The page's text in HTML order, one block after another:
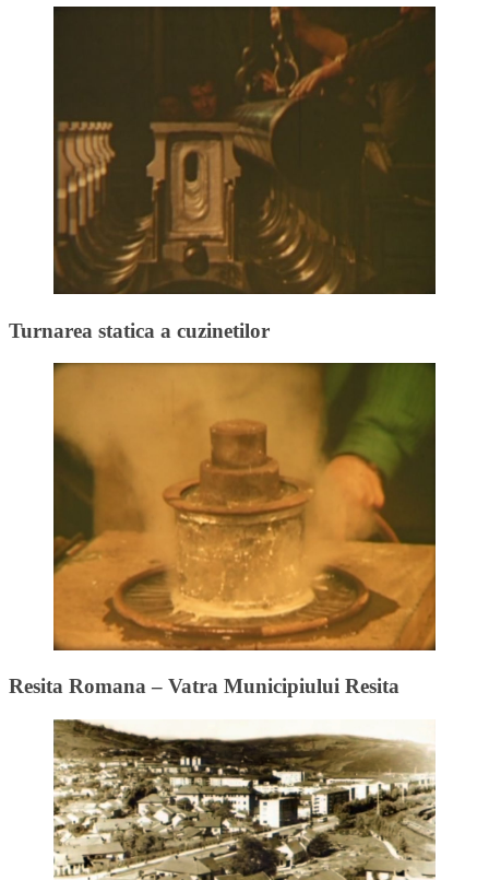
Turnarea statica a cuzinetilor
Resita Romana – Vatra Municipiului Resita